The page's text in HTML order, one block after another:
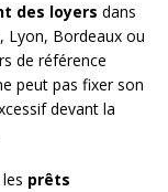
des loyers dans
Lyon, Bordeaux ou
de référence
peut pas fixer son
devant la
prêts